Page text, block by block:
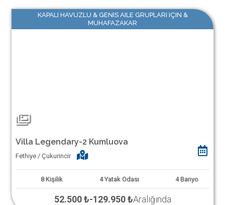
KAPALI HAVUZLU & GENIS AILE GRUPLARI IÇIN &
MUHAFAZAKAR
Villa Legendary-2 Kumluova
Fethiye / Çukurincir
8 Kişilik 4 Yatak Odası 4 Banyo
52.500 ₺-129.950 ₺Aralığında